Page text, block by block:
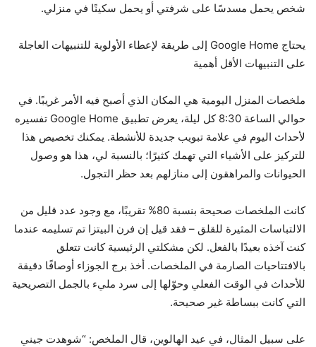
شخص يحمل مسدسًا على شرفتي أو يحمل سكينًا في منزلي.
يحتاج Google Home إلى طريقة لإعطاء الأولوية للتنبيهات العاجلة
على التنبيهات الأقل أهمية
ملخصات المنزل اليومية هي المكان الذي أصبح فيه الأمر غريبًا. في
حوالي الساعة 8:30 كل ليلة، يعرض تطبيق Google Home تفسيره
لأحداث اليوم في علامة تبويب جديدة للأنشطة. يمكنك تخصيص هذا
للتركيز على الأشياء التي تهمك كثيرًا؛ بالنسبة لي، هذا هو وصول
الحيوانات والمراهقون إلى منازلهم بعد حظر التجول.
كانت الملخصات صحيحة بنسبة 80% تقريبًا، مع وجود عدد قليل من
الالتباسات المثيرة للقلق – فقد قيل إن فرن البيتزا تم تسليمه عندما
كنت آخذه بعيدًا بالفعل. لكن مشكلتي الرئيسية كانت تتعلق
بالافتتاحيات الصارمة في الملخصات. أخذ برج الجوزاء أوصافًا دقيقة
للأحداث في الوقت الفعلي وحوّلها إلى سرد مليء بالجمل التصريحية
التي كانت ببساطة غير صحيحة.
على سبيل المثال، في عيد الهالوين، قال الملخص: “شوهدت جيني